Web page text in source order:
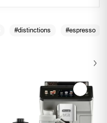
#distinctions #espresso